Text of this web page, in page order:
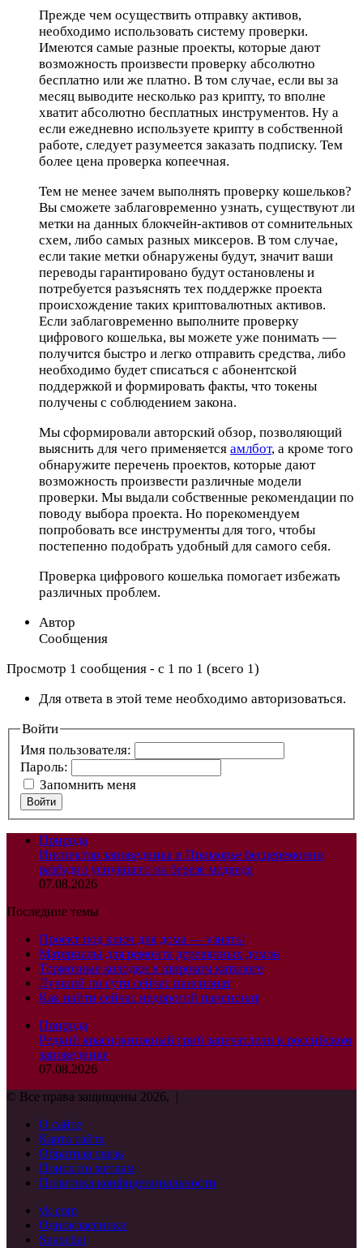
Прежде чем осуществить отправку активов,
необходимо использовать систему проверки.
Имеются самые разные проекты, которые дают
возможность произвести проверку абсолютно
бесплатно или же платно. В том случае, если вы за
месяц выводите несколько раз крипту, то вполне
хватит абсолютно бесплатных инструментов. Ну а
если ежедневно используете крипту в собственной
работе, следует разумеется заказать подписку. Тем
более цена проверка копеечная.
Тем не менее зачем выполнять проверку кошельков?
Вы сможете заблаговременно узнать, существуют ли
метки на данных блокчейн-активов от сомнительных
схем, либо самых разных миксеров. В том случае,
если такие метки обнаружены будут, значит ваши
переводы гарантировано будут остановлены и
потребуется разъяснять тех поддержке проекта
происхождение таких криптовалютных активов.
Если заблаговременно выполните проверку
цифрового кошелька, вы можете уже понимать —
получится быстро и легко отправить средства, либо
необходимо будет списаться с абонентской
поддержкой и формировать факты, что токены
получены с соблюдением закона.
Мы сформировали авторский обзор, позволяющий
выяснить для чего применяется амлбот, а кроме того
обнаружите перечень проектов, которые дают
возможность произвести различные модели
проверки. Мы выдали собственные рекомендации по
поводу выбора проекта. Но порекомендуем
попробовать все инструменты для того, чтобы
постепенно подобрать удобный для самого себя.
Проверка цифрового кошелька помогает избежать
различных проблем.
Автор
Сообщения
Просмотр 1 сообщения - с 1 по 1 (всего 1)
Для ответа в этой теме необходимо авторизоваться.
Войти
Имя пользователя:
Пароль:
Запомнить меня
Войти
Природа
Инспектор заповедника в Приморье бесцеремонно
разбудил уснувшего на березе медведя
07.08.2026
Последние темы
Проект под ключ для дома — узнать!
Материалы для ремонта деревянных домов
Тормозные колодки в широком каталоге
Лучший по сути сейчас пансионат
Как найти сейчас недорогой пансионат
Природа
Редкий краснокнижный гриб запечатлели в российском
заповеднике
07.08.2026
© Все права защищены 2026, |
О сайте
Карта сайта
Обратная связь
Поиск по меткам
Политика конфиденциальности
vk.com
Одноклассники
Snapchat